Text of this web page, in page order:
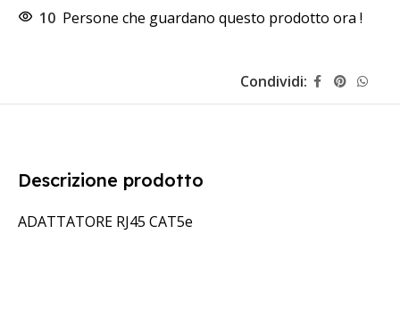
10 Persone che guardano questo prodotto ora !
Condividi:
Descrizione prodotto
ADATTATORE RJ45 CAT5e